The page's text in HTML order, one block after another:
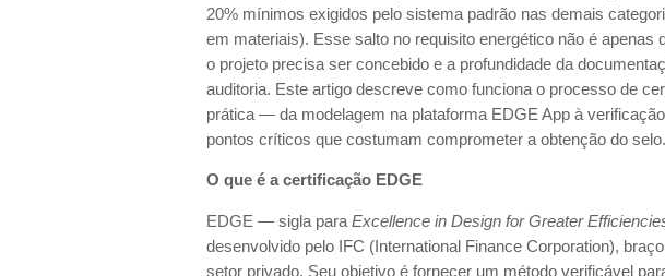
20% mínimos exigidos pelo sistema padrão nas demais
em materiais). Esse salto no requisito energético não é apenas
o projeto precisa ser concebido e a profundidade da
auditoria. Este artigo descreve como funciona o processo de
prática — da modelagem na plataforma EDGE App à
pontos críticos que costumam comprometer a obtenção do selo.
O que é a certificação EDGE
EDGE — sigla para Excellence in Design for Greater
desenvolvido pelo IFC (International Finance Corporation),
setor privado. Seu objetivo é fornecer um método verificável